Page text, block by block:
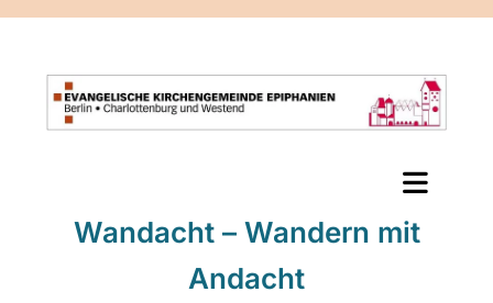
Wandacht – Wandern mit
Andacht